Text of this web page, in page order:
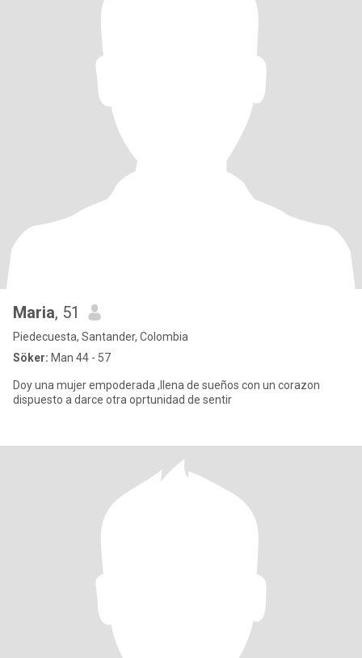
Maria, 51
Piedecuesta, Santander, Colombia
Söker: Man 44 - 57
Doy una mujer empoderada ,llena de sueños con un corazon
dispuesto a darce otra oprtunidad de sentir